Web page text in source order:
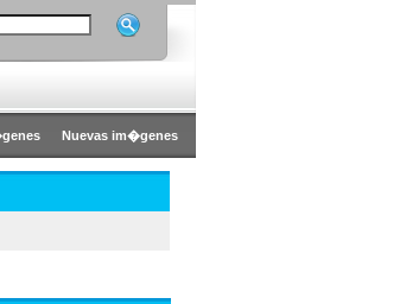
Nuevas im�genes